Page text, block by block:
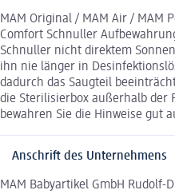
MAM Original / MAM Air / MAM
Comfort Schnuller
Schnuller nicht direktem
ihn nie länger in
dadurch das Saugteil
die Sterilisierbox außerhalb der
bewahren Sie die Hinweise gut
Anschrift des Unternehmens
MAM Babyartikel GmbH Rudolf-